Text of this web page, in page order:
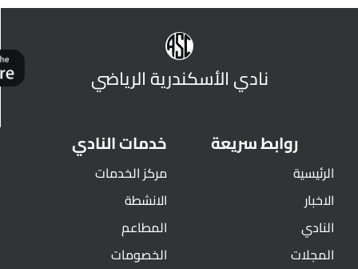
نادي الأسكندرية الرياضي
روابط سريعة
الرئيسية
الاخبار
النادي
المجلات
خدمات النادي
مركز الخدمات
الانشطة
المطاعم
الخصومات